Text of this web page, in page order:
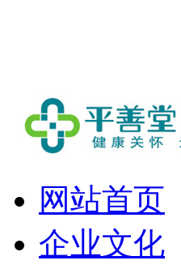
网站首页
企业文化